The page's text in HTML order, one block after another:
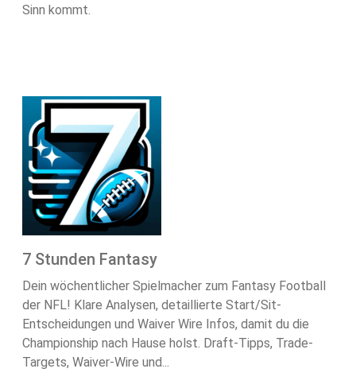
Sinn kommt.
7 Stunden Fantasy
Dein wöchentlicher Spielmacher zum Fantasy Football
der NFL! Klare Analysen, detaillierte Start/Sit-
Entscheidungen und Waiver Wire Infos, damit du die
Championship nach Hause holst. Draft-Tipps, Trade-
Targets, Waiver-Wire und...